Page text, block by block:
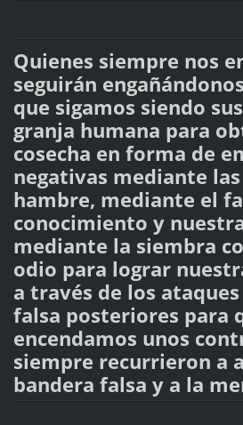
Quienes siempre nos
seguirán
que sigamos siendo
granja humana para
cosecha en forma de
negativas mediante
hambre, mediante el
conocimiento y
mediante la siembra
odio para lograr
a través de los
falsa posteriores para
encendamos unos
siempre recurrieron a
bandera falsa y a la